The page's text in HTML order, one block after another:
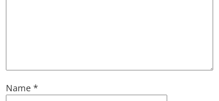
Name *